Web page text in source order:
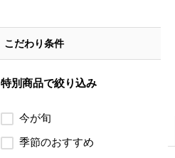
こだわり条件
特別商品で絞り込み
今が旬
季節のおすすめ